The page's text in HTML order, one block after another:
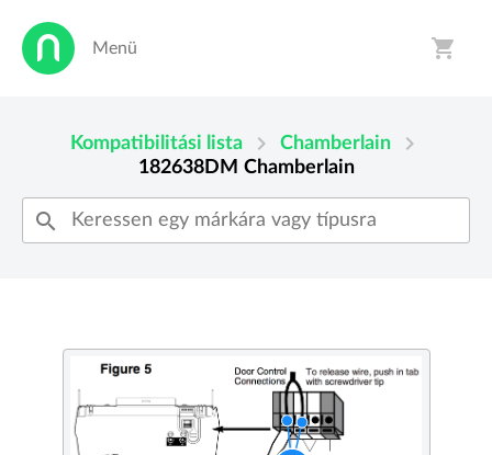
Menü shopping_cart
Kompatibilitási lista chevron_right Chamberlain chevron_right
182638DM Chamberlain
search